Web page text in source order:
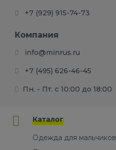
+7 (929) 915-74-73
Компания
info@minrus.ru
+7 (495) 626-46-45
Пн. - Пт. с 10:00 до 18:00
Каталог
Одежда для мальчиков